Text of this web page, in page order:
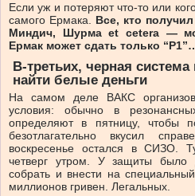
Если уж и потеряют что-то или
самого Ермака. Все, кто получил
Миндич,
Шурма et cetera —
Ермак может сдать только “
В-третьих, черная система
найти белые деньги
На самом деле ВАКС
условия: обычно в
определяют в пятницу, чтобы
безотлагательно вкусил
воскресенье остался в СИЗО.
четверг утром. У защиты было
собрать и внести на
миллионов гривен. Легальных.